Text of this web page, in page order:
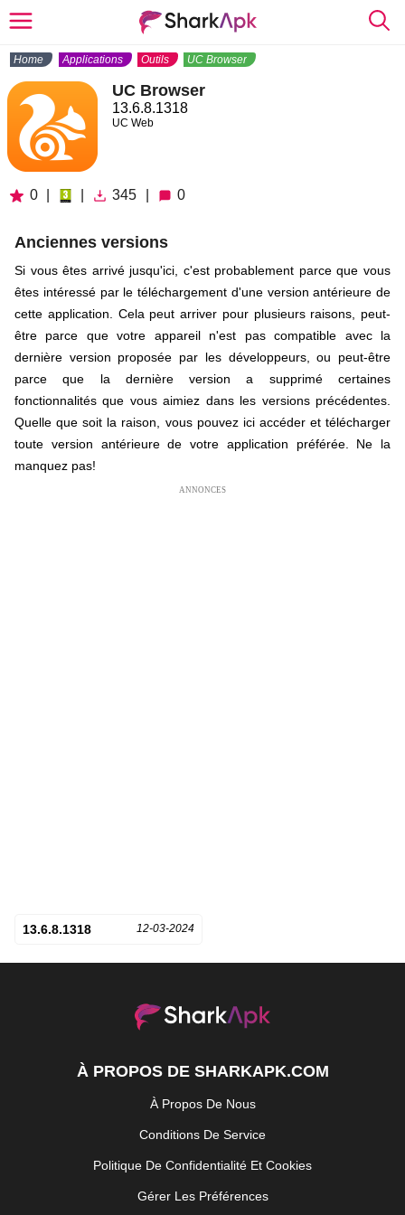
Home Applications Outils UC Browser
UC Browser
13.6.8.1318
UC Web
0 345 0
Anciennes versions
Si vous êtes arrivé jusqu'ici, c'est probablement parce que vous
êtes intéressé par le téléchargement d'une version antérieure de
cette application. Cela peut arriver pour plusieurs raisons, peut-
être parce que votre appareil n'est pas compatible avec la
dernière version proposée par les développeurs, ou peut-être
parce que la dernière version a supprimé certaines
fonctionnalités que vous aimiez dans les versions précédentes.
Quelle que soit la raison, vous pouvez ici accéder et télécharger
toute version antérieure de votre application préférée. Ne la
manquez pas!
ANNONCES
13.6.8.1318 12-03-2024
À PROPOS DE SHARKAPK.COM
À Propos De Nous
Conditions De Service
Politique De Confidentialité Et Cookies
Gérer Les Préférences